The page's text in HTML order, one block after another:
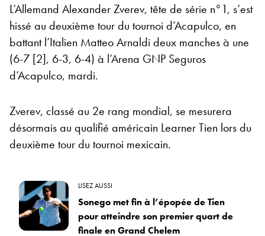
L’Allemand Alexander Zverev, tête de série n°1, s’est
hissé au deuxième tour du tournoi d’Acapulco, en
battant l’Italien Matteo Arnaldi deux manches à une
(6-7 [2], 6-3, 6-4) à l’Arena GNP Seguros
d’Acapulco, mardi.
Zverev, classé au 2e rang mondial, se mesurera
désormais au qualifié américain Learner Tien lors du
deuxième tour du tournoi mexicain.
LISEZ AUSSI
Sonego met fin à l’épopée de Tien
pour atteindre son premier quart de
finale en Grand Chelem